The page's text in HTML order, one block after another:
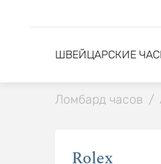
ШВЕЙЦАРСКИЕ
Ломбард часов /
Rolex